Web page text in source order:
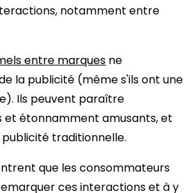
notamment entre
entre marques ne
la publicité (même s'ils ont une
Ils peuvent paraître
et étonnamment amusants, et
traditionnelle.
que les consommateurs
ces interactions et à y